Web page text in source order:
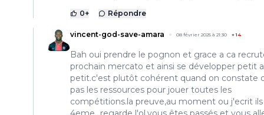
0+ Répondre
vincent-god-save-amara 08 février 2025 à 21:30 +14
Bah oui prendre le pognon et grace a ca
prochain mercato et ainsi se développer petit a
petit.c'est plutôt cohérent quand on constate
pas les ressources pour jouer toutes les
compétitions.la preuve,au moment ou j'ecrit